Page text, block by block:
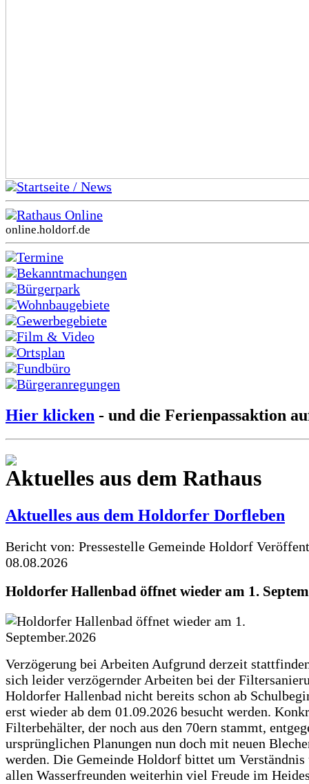
Startseite / News
Rathaus Online
online.holdorf.de
Termine
Bekanntmachungen
Bürgerpark
Wohnbaugebiete
Gewerbegebiete
Film & Video
Ortsplan
Fundbüro
Bürgeranregungen
Hier klicken - und die Ferienpassaktion
Aktuelles aus dem Rathaus
Aktuelles aus dem Holdorfer Dorfleben
Bericht von: Pressestelle Gemeinde Holdorf
08.08.2026
Holdorfer Hallenbad öffnet wieder am 1.
Verzögerung bei Arbeiten Aufgrund derzeit
sich leider verzögernder Arbeiten bei der
Holdorfer Hallenbad nicht bereits schon ab
erst wieder ab dem 01.09.2026 besucht werden.
Filterbehälter, der noch aus den 70ern stammt,
ursprünglichen Planungen nun doch mit neuen
werden. Die Gemeinde Holdorf bittet um Verständnis
allen Wasserfreunden weiterhin viel Freude im